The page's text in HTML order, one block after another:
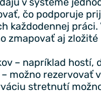
čo podporuje
každodennej
zmapovať aj
– napríklad hostí,
možno rezervovať
stretnutí